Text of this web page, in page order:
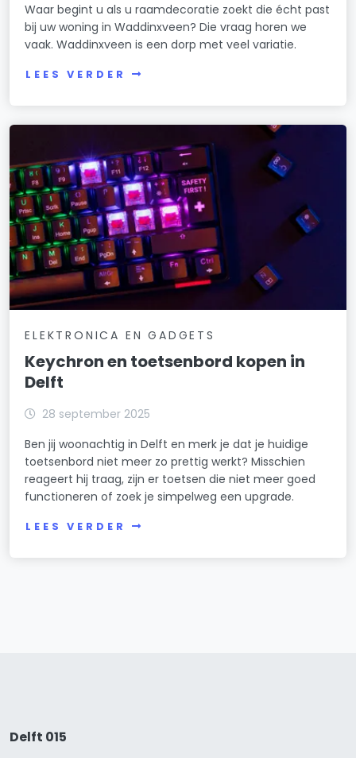
Waar begint u als u raamdecoratie zoekt die écht past
bij uw woning in Waddinxveen? Die vraag horen we
vaak. Waddinxveen is een dorp met veel variatie.
LEES VERDER
ELEKTRONICA EN GADGETS
Keychron en toetsenbord kopen in
Delft
28 september 2025
Ben jij woonachtig in Delft en merk je dat je huidige
toetsenbord niet meer zo prettig werkt? Misschien
reageert hij traag, zijn er toetsen die niet meer goed
functioneren of zoek je simpelweg een upgrade.
LEES VERDER
Delft 015